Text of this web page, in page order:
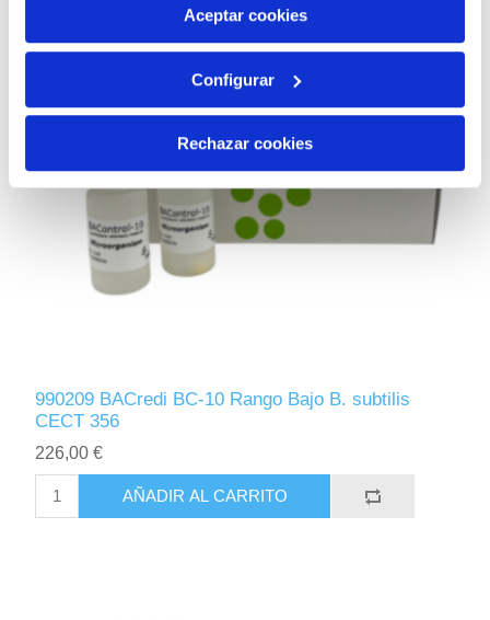
más información en nuestraPolítica de Cookies
Aceptar cookies
Configurar
Rechazar cookies
990209 BACredi BC-10 Rango Bajo B. subtilis
CECT 356
226,00 €
AÑADIR AL CARRITO